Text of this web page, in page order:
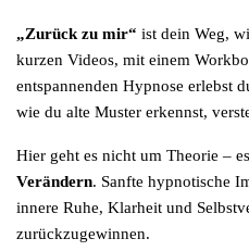
„Zurück zu mir“ ist dein Weg,
kurzen Videos, mit einem
entspannenden Hypnose erlebst
wie du alte Muster erkennst,
Hier geht es nicht um Theorie –
Verändern. Sanfte hypnotische
innere Ruhe, Klarheit und
zurückzugewinnen.